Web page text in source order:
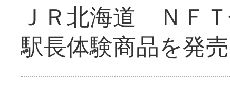
ＪＲ北海道 ＮＦ
駅長体験商品を発売